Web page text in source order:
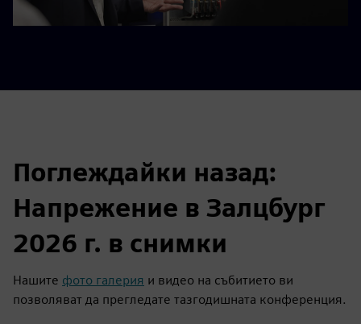
Поглеждайки назад:
Напрежение в Залцбург
2026 г. в снимки
Нашите фото галерия и видео на събитието ви
позволяват да прегледате тазгодишната конференция.